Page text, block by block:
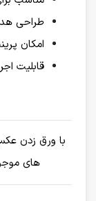
طراحی
امکان
قابلیت
با ورق زدن
های